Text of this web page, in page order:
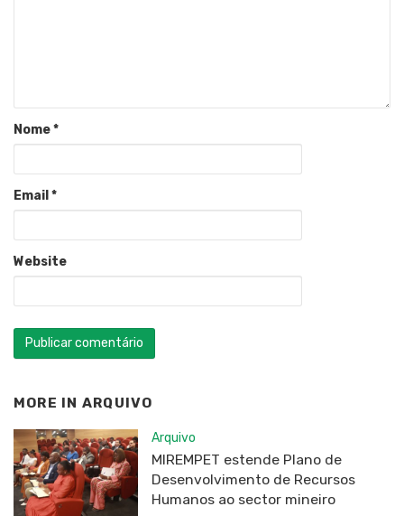
Nome*
Email *
Website
MORE IN ARQUIVO
Arquivo
MIREMPET estende Plano de
Desenvolvimento de Recursos
Humanos ao sector mineiro